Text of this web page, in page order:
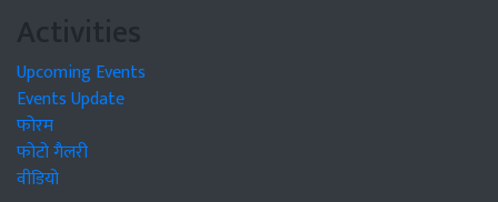
Activities
Upcoming Events
Events Update
फोरम
फोटो गैलरी
वीडियो